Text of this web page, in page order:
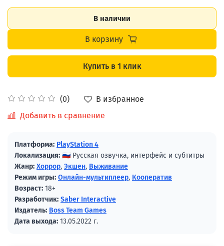
(0)
В избранное
Добавить в сравнение
В наличии
В корзину
Купить в 1 клик
Платформа: PlayStation 4
Локализация: 🇷🇺 Русская озвучка, интерфейс и субтитры
Жанр: Хоррор, Экшен, Выживание
Режим игры: Онлайн-мультиплеер, Кооператив
Возраст: 18+
Разработчик: Saber Interactive
Издатель: Boss Team Games
Дата выхода: 13.05.2022 г.